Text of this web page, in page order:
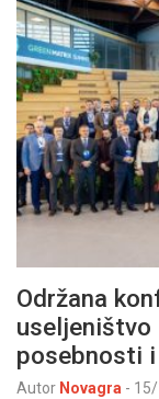
Održana
useljeništvo
posebnosti i
Autor Novagra -